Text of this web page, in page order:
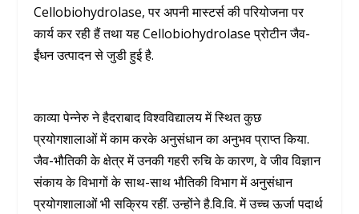
Cellobiohydrolase, पर अपनी मास्टर्स की परियोजना पर
कार्य कर रही हैं तथा यह Cellobiohydrolase प्रोटीन जैव-
ईंधन उत्पादन से जुडी हुई है.
काव्या पेन्नेरु ने हैदराबाद विश्वविद्यालय में स्थित कुछ
प्रयोगशालाओं में काम करके अनुसंधान का अनुभव प्राप्त किया.
जैव-भौतिकी के क्षेत्र में उनकी गहरी रुचि के कारण, वे जीव विज्ञान
संकाय के विभागों के साथ-साथ भौतिकी विभाग में अनुसंधान
प्रयोगशालाओं भी सक्रिय रहीं. उन्होंने है.वि.वि. में उच्च ऊर्जा पदार्थ